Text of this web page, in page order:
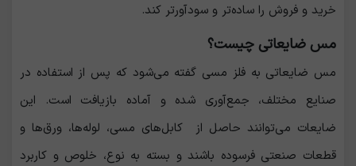
خرید و فروش را ساده‌تر و سودآورتر کند.
مس ضایعاتی چیست؟
مس ضایعاتی به فلز مسی گفته می‌شود که پس از استفاده در
صنایع مختلف، جمع‌آوری شده و آماده بازیافت است. این
ضایعات می‌توانند حاصل از کابل‌های مسی، لوله‌ها، ورق‌ها و
قطعات صنعتی فرسوده باشند و بسته به نوع، خلوص و کاربرد